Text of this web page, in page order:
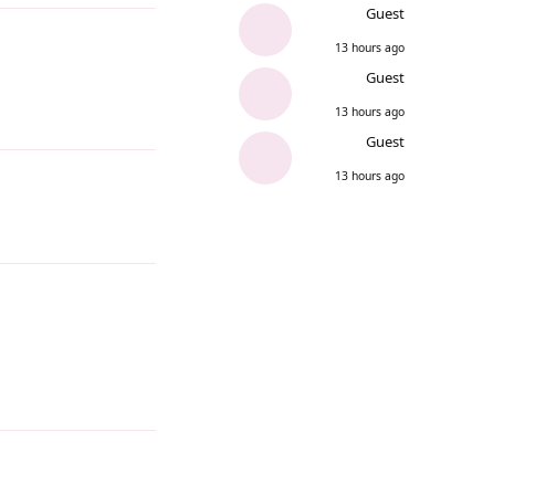
Guest
13 hours ago
Guest
13 hours ago
Guest
13 hours ago